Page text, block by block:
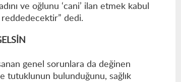
ve oğlunu ‘cani’ ilan etmek kabul
reddedecektir” dedi.
genel sorunlara da değinen
tutuklunun bulunduğunu, sağlık